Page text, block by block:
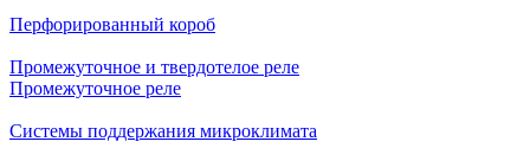
Перфорированный короб
Промежуточное и твердотелое реле
Промежуточное реле
Системы поддержания микроклимата